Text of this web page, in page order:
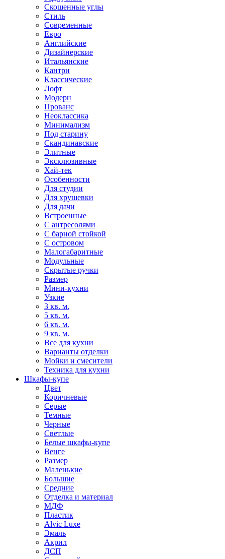
Скошенные углы
Стиль
Современные
Евро
Английские
Дизайнерские
Итальянские
Кантри
Классические
Лофт
Модерн
Прованс
Неоклассика
Минимализм
Под старину
Скандинавские
Элитные
Эксклюзивные
Хай-тек
Особенности
Для студии
Для хрущевки
Для дачи
Встроенные
С антресолями
С барной стойкой
С островом
Малогабаритные
Модульные
Скрытые ручки
Размер
Мини-кухни
Узкие
3 кв. м.
5 кв. м.
6 кв. м.
9 кв. м.
Все для кухни
Варианты отделки
Мойки и смесители
Техника для кухни
Шкафы-купе
Цвет
Коричневые
Серые
Темные
Черные
Светлые
Белые шкафы-купе
Венге
Размер
Маленькие
Большие
Средние
Отделка и материал
МДФ
Пластик
Alvic Luxe
Эмаль
Акрил
ДСП